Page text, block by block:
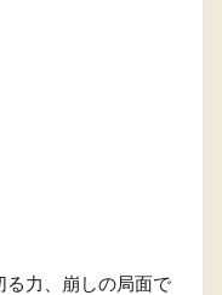
る力、崩しの局面で